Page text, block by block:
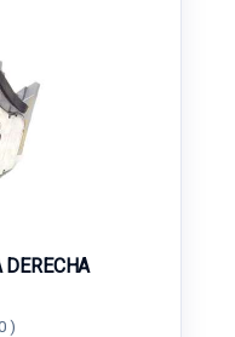
DERECHA
)